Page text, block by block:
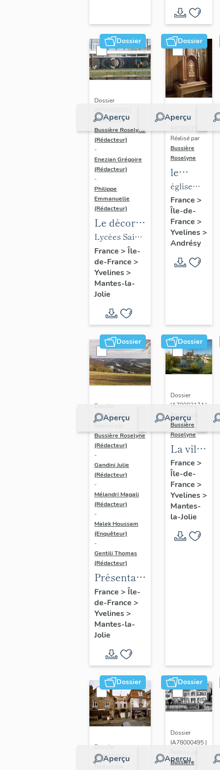
Dossier
Aperçu
Dossier
IM78002670 |
Réalisé par
Bussière Roselyne
(Rédacteur)
-
Enezian Grégoire
(Rédacteur)
-
Philippe
Emmanuelle
(Rédacteur)
Le décor
des lycées
de Mantes
Lycées Saint-
Exupéry et
Jean Rostand
France > Île-
de-France >
Yvelines>
Mantes-la-
Jolie
Dossier
Aperçu
Dossier
Réalisé par
Bussière
Roselyne
le
mobilier
de
l'église
Saint-
Germain-
de-
Paris
église
paroissiale
Saint-
Germain
France >
Île-de-
France >
Yvelines>
Andrésy
Dossier
Aperçu
Dossier
IA78002272 |
Bussière Roselyne
(Rédacteur)
-
Gandini Julie
(Rédacteur)
-
Mélandri Magali
(Rédacteur)
-
Malek Houssam
(Enquêteur)
-
Gentili Thomas
(Rédacteur)
Présentation
de l'étude
France > Île-
de-France >
Yvelines>
Mantes-la-
Jolie
Dossier
Aperçu
Dossier
IA78002174 |
Réalisé par
Bussière
Roselyne
La ville
de
Mantes-
la-Jolie
France >
Île-de-
France >
Yvelines>
Mantes-
la-Jolie
Dossier
Aperçu
Dossier
IA78000985 |
Dossier
Aperçu
Dossier
IA78000495 |
Bussière